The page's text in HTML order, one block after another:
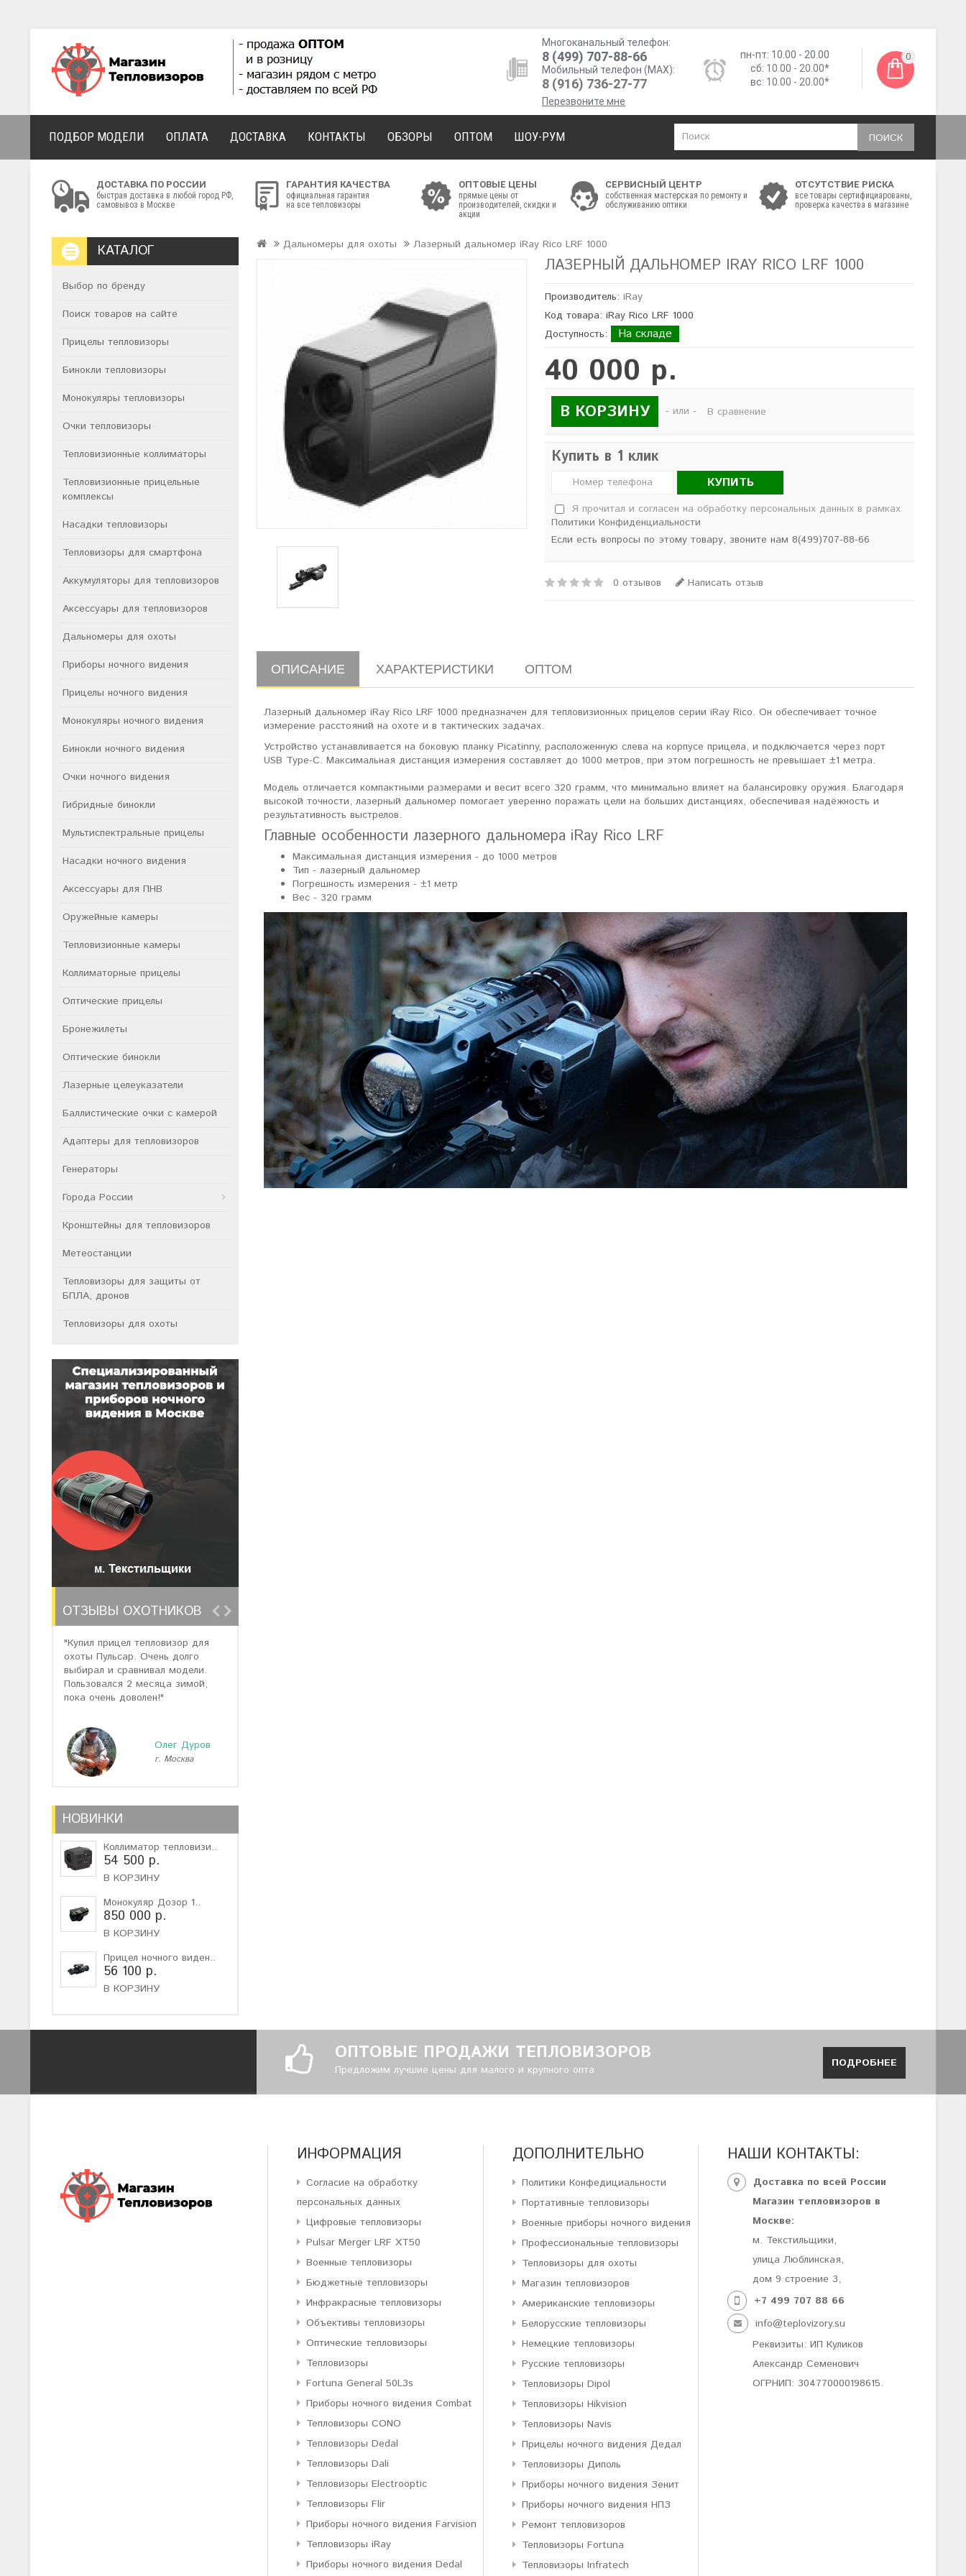
Многоканальный телефон:
8 (499) 707-88-66
Мобильный телефон (MAX):
8 (916) 736-27-77
Перезвоните мне
пн-пт: 10.00 - 20.00
сб: 10.00 - 20.00*
вс: 10.00 - 20.00*
0
ПОИСК
ПОДБОР МОДЕЛИ ОПЛАТА ДОСТАВКА КОНТАКТЫ ОБЗОРЫ ОПТОМ ШОУ-РУМ
ДОСТАВКА ПО РОССИИ
быстрая доставка в любой город РФ,
самовывоз в Москве
ГАРАНТИЯ КАЧЕСТВА
официальная гарантия
на все тепловизоры
ОПТОВЫЕ ЦЕНЫ
прямые цены от
производителей, скидки и
акции
СЕРВИСНЫЙ ЦЕНТР
собственная мастерская по ремонту и
обслуживанию оптики
ОТСУТСТВИЕ РИСКА
все товары сертифициарованы,
проверка качества в магазине
КАТАЛОГ
Выбор по бренду
Поиск товаров на сайте
Прицелы тепловизоры
Бинокли тепловизоры
Монокуляры тепловизоры
Очки тепловизоры
Тепловизионные коллиматоры
Тепловизионные прицельные
комплексы
Насадки тепловизоры
Тепловизоры для смартфона
Аккумуляторы для тепловизоров
Аксессуары для тепловизоров
Дальномеры для охоты
Приборы ночного видения
Прицелы ночного видения
Монокуляры ночного видения
Бинокли ночного видения
Очки ночного видения
Гибридные бинокли
Мультиспектральные прицелы
Насадки ночного видения
Аксессуары для ПНВ
Оружейные камеры
Тепловизионные камеры
Коллиматорные прицелы
Оптические прицелы
Бронежилеты
Оптические бинокли
Лазерные целеуказатели
Баллистические очки с камерой
Адаптеры для тепловизоров
Генераторы
Города России
Кронштейны для тепловизоров
Метеостанции
Тепловизоры для защиты от
БПЛА, дронов
Тепловизоры для охоты
ОТЗЫВЫ ОХОТНИКОВ
"Купил прицел тепловизор для
охоты Пульсар. Очень долго
выбирал и сравнивал модели.
Пользовался 2 месяца зимой,
пока очень доволен!"
Олег Дуров
г. Москва
НОВИНКИ
Коллиматор тепловизи..
54 500 р.
В КОРЗИНУ
Монокуляр Дозор 1..
850 000 р.
В КОРЗИНУ
Прицел ночного виден..
56 100 р.
В КОРЗИНУ
Дальномеры для охоты Лазерный дальномер iRay Rico LRF 1000
ЛАЗЕРНЫЙ ДАЛЬНОМЕР IRAY RICO LRF 1000
Производитель:iRay
Код товара: iRay Rico LRF 1000
Доступность:
На складе
40 000 р.
В КОРЗИНУ - или - В сравнение
Купить в 1 клик
КУПИТЬ
Я прочитал и согласен на обработку персональных данных в рамках
Политики Конфиденциальности
Если есть вопросы по этому товару, звоните нам 8(499)707-88-66
0 отзывов Написать отзыв
ОПИСАНИЕ ХАРАКТЕРИСТИКИ ОПТОМ
Лазерный дальномер iRay Rico LRF 1000 предназначен для тепловизионных прицелов серии iRay Rico. Он обеспечивает точное
измерение расстояний на охоте и в тактических задачах.
Устройство устанавливается на боковую планку Picatinny, расположенную слева на корпусе прицела, и подключается через порт
USB Type-C. Максимальная дистанция измерения составляет до 1000 метров, при этом погрешность не превышает ±1 метра.
Модель отличается компактными размерами и весит всего 320 грамм, что минимально влияет на балансировку оружия. Благодаря
высокой точности, лазерный дальномер помогает уверенно поражать цели на больших дистанциях, обеспечивая надёжность и
результативность выстрелов.
Главные особенности лазерного дальномера iRay Rico LRF
Максимальная дистанция измерения - до 1000 метров
Тип - лазерный дальномер
Погрешность измерения - ±1 метр
Вес - 320 грамм
ОПТОВЫЕ ПРОДАЖИ ТЕПЛОВИЗОРОВ
Предложим лучшие цены для малого и крупного опта ПОДРОБНЕЕ
ИНФОРМАЦИЯ
Согласие на обработку
персональных данных
Цифровые тепловизоры
Pulsar Merger LRF XT50
Военные тепловизоры
Бюджетные тепловизоры
Инфракрасные тепловизоры
Объективы тепловизоры
Оптические тепловизоры
Тепловизоры
Fortuna General 50L3s
Приборы ночного видения Combat
Тепловизоры CONO
Тепловизоры Dedal
Тепловизоры Dali
Тепловизоры Electrooptic
Тепловизоры Flir
Приборы ночного видения Farvision
Тепловизоры iRay
Приборы ночного видения Dedal
ДОПОЛНИТЕЛЬНО
Политики Конфедициальности
Портативные тепловизоры
Военные приборы ночного видения
Профессиональные тепловизоры
Тепловизоры для охоты
Магазин тепловизоров
Американские тепловизоры
Белорусские тепловизоры
Немецкие тепловизоры
Русские тепловизоры
Тепловизоры Dipol
Тепловизоры Hikvision
Тепловизоры Navis
Прицелы ночного видения Дедал
Тепловизоры Диполь
Приборы ночного видения Зенит
Приборы ночного видения НПЗ
Ремонт тепловизоров
Тепловизоры Fortuna
Тепловизоры Infratech
НАШИ КОНТАКТЫ:
Доставка по всей России
Магазин тепловизоров в
Москве:
м. Текстильщики,
улица Люблинская,
дом 9 строение 3,
+7 499 707 88 66
info@teplovizory.su
Реквизиты: ИП Куликов
Александр Семенович
ОГРНИП: 304770000198615.